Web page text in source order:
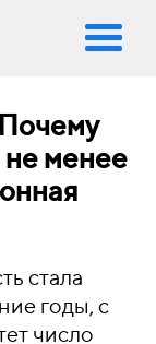
не менее
стала
годы, с
число